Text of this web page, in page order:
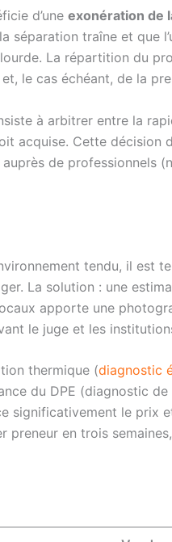
d’une exonération de
séparation traîne et que
La répartition du
le cas échéant, de la
à arbitrer entre la
acquise. Cette décision
de professionnels
tendu, il est
La solution : une
apporte une
le juge et les
thermique (diagnostic
du DPE (diagnostic
significativement le prix
en trois semaines,